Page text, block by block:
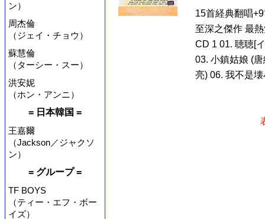
ン）
周杰倫
（ジェイ・チョウ）
蘇慧倫
（ターシー・スー）
洪安妮
（ホン・アンニ）
= 日本韓国 =
王嘉爾
（Jackson／ジャクソ
ン）
= グループ =
TF BOYS
（ティー・エフ・ボー
イズ）
15首経典翻唱
至深之傑作 最
CD 1 01. 聴聴[
03. 小鎮姑娘 (
亮) 06. 我不是